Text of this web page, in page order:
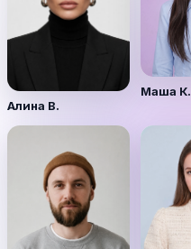
Алина В.
Маша К.